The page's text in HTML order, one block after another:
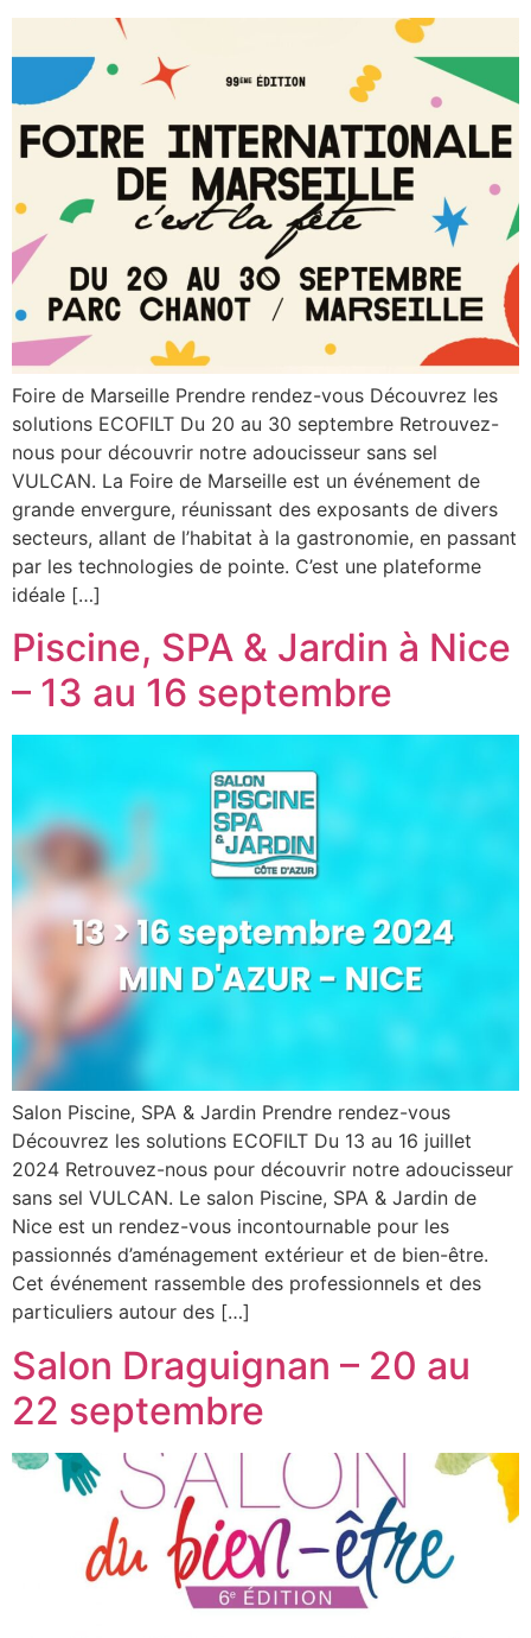
Foire de Marseille Prendre rendez-vous Découvrez les
solutions ECOFILT Du 20 au 30 septembre Retrouvez-
nous pour découvrir notre adoucisseur sans sel
VULCAN. La Foire de Marseille est un événement de
grande envergure, réunissant des exposants de divers
secteurs, allant de l’habitat à la gastronomie, en passant
par les technologies de pointe. C’est une plateforme
idéale […]
Piscine, SPA & Jardin à Nice
– 13 au 16 septembre
Salon Piscine, SPA & Jardin Prendre rendez-vous
Découvrez les solutions ECOFILT Du 13 au 16 juillet
2024 Retrouvez-nous pour découvrir notre adoucisseur
sans sel VULCAN. Le salon Piscine, SPA & Jardin de
Nice est un rendez-vous incontournable pour les
passionnés d’aménagement extérieur et de bien-être.
Cet événement rassemble des professionnels et des
particuliers autour des […]
Salon Draguignan – 20 au
22 septembre